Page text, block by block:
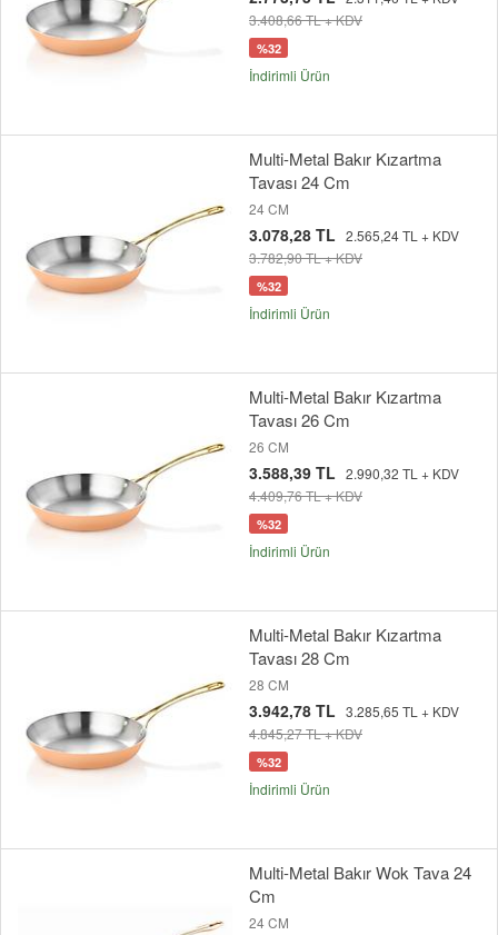
3.408,66 TL + KDV
%32
İndirimli Ürün
Multi-Metal Bakır Kızartma
Tavası 24 Cm
24 CM
3.078,28 TL 2.565,24 TL + KDV
3.782,90 TL + KDV
%32
İndirimli Ürün
Multi-Metal Bakır Kızartma
Tavası 26 Cm
26 CM
3.588,39 TL 2.990,32 TL + KDV
4.409,76 TL + KDV
%32
İndirimli Ürün
Multi-Metal Bakır Kızartma
Tavası 28 Cm
28 CM
3.942,78 TL 3.285,65 TL + KDV
4.845,27 TL + KDV
%32
İndirimli Ürün
Multi-Metal Bakır Wok Tava 24
Cm
24 CM